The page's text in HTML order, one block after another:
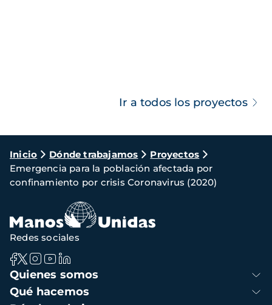
Ir a todos los proyectos
Ruta
de
navegación
Inicio Dónde trabajamos
Proyectos
Emergencia para la población afectada por
confinamiento por crisis Coronavirus (2020)
Navegación
principal
Quienes somos
Qué hacemos
Redes sociales